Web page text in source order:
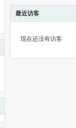
最近访客
现在还没有访客